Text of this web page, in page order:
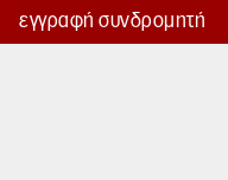
εγγραφή συνδρομητή